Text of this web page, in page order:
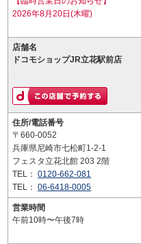
2026年8月20日(木曜)
店舗名
ドコモショップJR立花駅前店
住所/電話番号
〒660-0052
兵庫県尼崎市七松町1-2-1
フェスタ立花北館 203 2階
TEL： 0120-662-081
TEL： 06-6418-0005
営業時間
午前10時〜午後7時